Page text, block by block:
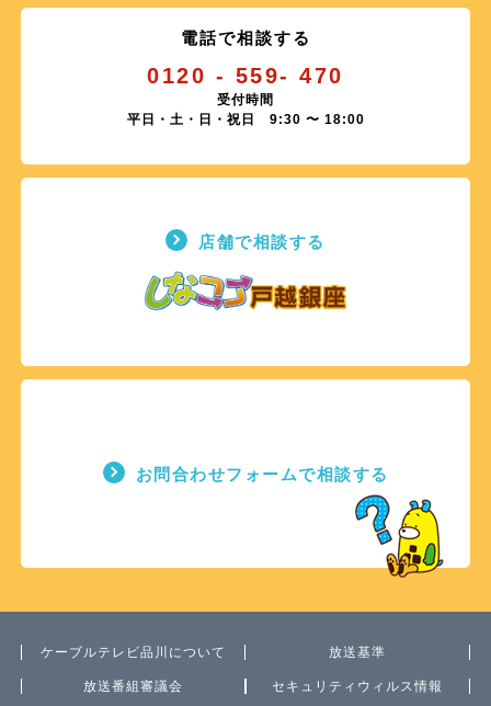
電話で相談する
0120 - 559- 470
受付時間
平日・土・日・祝日 9:30 〜 18:00
店舗で相談する
お問合わせフォームで相談する
ケーブルテレビ品川について 放送基準
放送番組審議会 セキュリティウィルス情報